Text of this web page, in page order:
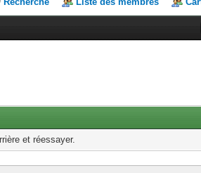
et réessayer.